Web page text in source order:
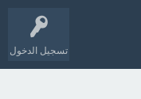
تسجيل الدخول